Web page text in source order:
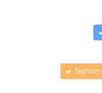
fashion